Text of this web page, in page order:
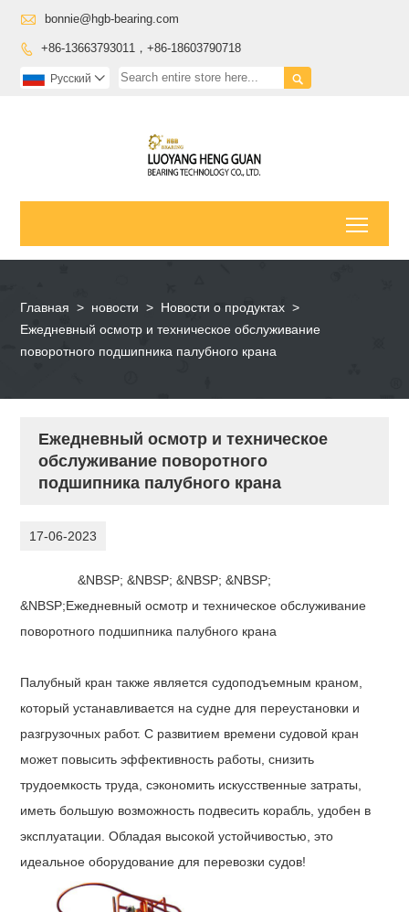
 bonnie@hgb-bearing.com
 +86-13663793011，+86-18603790718

Pусский 
Главная > новости > Новости о продуктах >
Ежедневный осмотр и техническое обслуживание
поворотного подшипника палубного крана
Ежедневный осмотр и техническое
обслуживание поворотного
подшипника палубного крана
17-06-2023
&NBSP; &NBSP; &NBSP; &NBSP;
&NBSP;Ежедневный осмотр и техническое обслуживание
поворотного подшипника палубного крана
Палубный кран также является судоподъемным краном,
который устанавливается на судне для переустановки и
разгрузочных работ. С развитием времени судовой кран
может повысить эффективность работы, снизить
трудоемкость труда, сэкономить искусственные затраты,
иметь большую возможность подвесить корабль, удобен в
эксплуатации. Обладая высокой устойчивостью, это
идеальное оборудование для перевозки судов!